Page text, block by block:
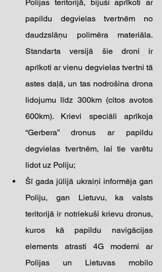
Polijas teritorijā, bijuši aprīkoti ar
papildu degvielas tvertnēm no
daudzslāņu polimēra materiāla.
Standarta versijā šie droni ir
aprīkoti ar vienu degvielas tvertni tā
astes daļā, un tas nodrošina drona
lidojumu līdz 300km (citos avotos
600km). Krievi speciāli aprīkoja
“Gerbera” dronus ar papildu
degvielas tvertnēm, lai tie varētu
lidot uz Poliju;
Šī gada jūlijā ukraiņi informēja gan
Poliju, gan Lietuvu, ka valsts
teritorijā ir notriekuši krievu dronus,
kuros kā papildu navigācijas
elements atrasti 4G modemi ar
Polijas un Lietuvas mobilo